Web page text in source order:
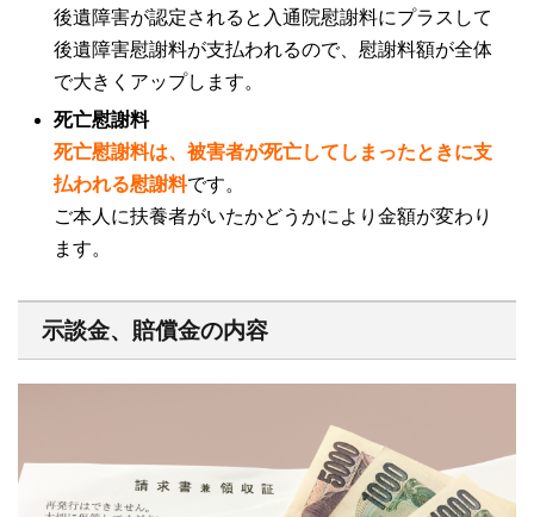
後遺障害が認定されると入通院慰謝料にプラスして
後遺障害慰謝料が支払われるので、慰謝料額が全体
で大きくアップします。
死亡慰謝料
死亡慰謝料は、被害者が死亡してしまったときに支
払われる慰謝料です。
ご本人に扶養者がいたかどうかにより金額が変わり
ます。
示談金、賠償金の内容